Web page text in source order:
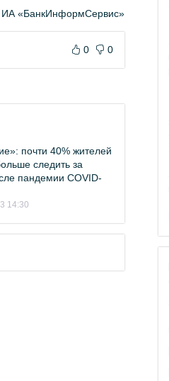
ИА «БанкИнформСервис»
0 0
почти 40% жителей
следить за
пандемии COVID-
14:30